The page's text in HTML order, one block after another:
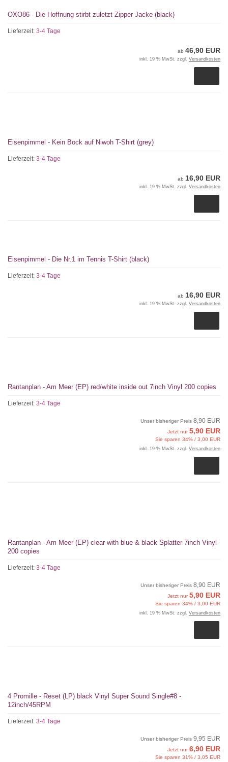
OXO86 - Die Hoffnung stirbt zuletzt Zipper Jacke (black)
Lieferzeit: 3-4 Tage
ab 46,90 EUR
inkl. 19 % MwSt. zzgl. Versandkosten
Eisenpimmel - Kein Bock auf Niwoh T-Shirt (grey)
Lieferzeit: 3-4 Tage
ab 16,90 EUR
inkl. 19 % MwSt. zzgl. Versandkosten
Eisenpimmel - Die Nr.1 im Tennis T-Shirt (black)
Lieferzeit: 3-4 Tage
ab 16,90 EUR
inkl. 19 % MwSt. zzgl. Versandkosten
Rantanplan - Am Meer (EP) red/white inside out 7inch Vinyl 200 copies
Lieferzeit: 3-4 Tage
Unser bisheriger Preis 8,90 EUR
Jetzt nur5,90 EUR
Sie sparen 34% / 3,00 EUR
inkl. 19 % MwSt. zzgl. Versandkosten
Rantanplan - Am Meer (EP) clear with blue & black Splatter 7inch Vinyl
200 copies
Lieferzeit: 3-4 Tage
Unser bisheriger Preis 8,90 EUR
Jetzt nur5,90 EUR
Sie sparen 34% / 3,00 EUR
inkl. 19 % MwSt. zzgl. Versandkosten
4 Promille - Reset (LP) black Vinyl Super Sound Single#8 -
12inch/45RPM
Lieferzeit: 3-4 Tage
Unser bisheriger Preis 9,95 EUR
Jetzt nur6,90 EUR
Sie sparen 31% / 3,05 EUR